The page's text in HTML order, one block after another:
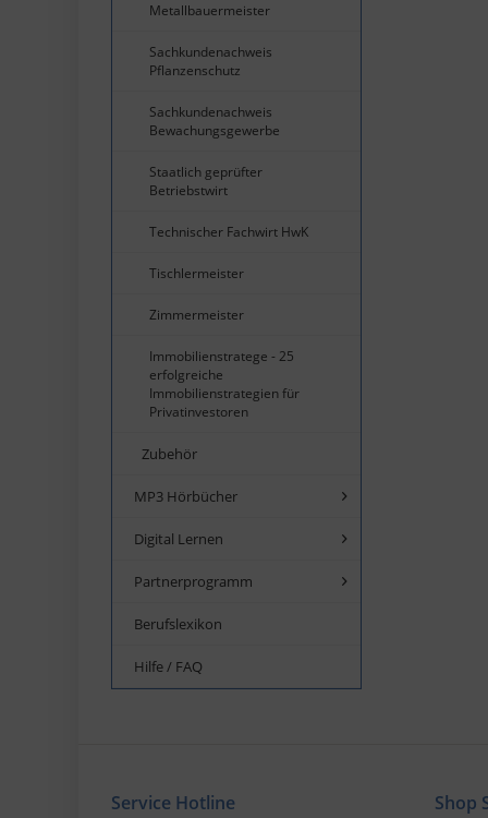
Metallbauermeister
Sachkundenachweis
Pflanzenschutz
Sachkundenachweis
Bewachungsgewerbe
Staatlich geprüfter
Betriebstwirt
Technischer Fachwirt HwK
Tischlermeister
Zimmermeister
Immobilienstratege - 25
erfolgreiche
Immobilienstrategien für
Privatinvestoren
Zubehör
MP3 Hörbücher
Digital Lernen
Partnerprogramm
Berufslexikon
Hilfe / FAQ
Service Hotline Shop